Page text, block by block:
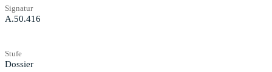
Signatur
A.50.416
Stufe
Dossier